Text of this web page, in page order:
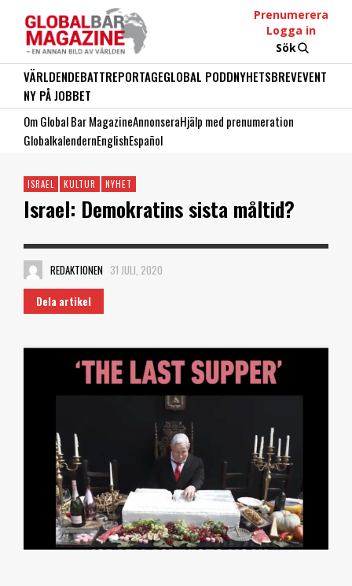
Prenumerera
Logga in
Sök
VÄRLDENDEBATTREPORTAGEGLOBAL PODDNYHETSBREVEVENT
NY PÅ JOBBET
Om Global Bar MagazineAnnonseraHjälp med prenumeration
GlobalkalendernEnglishEspañol
ISRAEL KULTUR NYHET
Israel: Demokratins sista måltid?
REDAKTIONEN 31 JULI, 2020
Dela artikel